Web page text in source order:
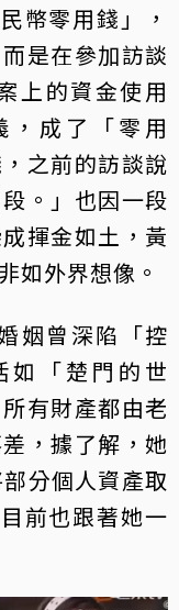
幣零用錢」，
是在參加訪談
上的資金使用
成了「零用
之前的訪談說
。」也因一段
揮金如土，黃
如外界想像。
姻曾深陷「控
如「楚門的世
有財產都由老
，據了解，她
分個人資產取
目前也跟著她一